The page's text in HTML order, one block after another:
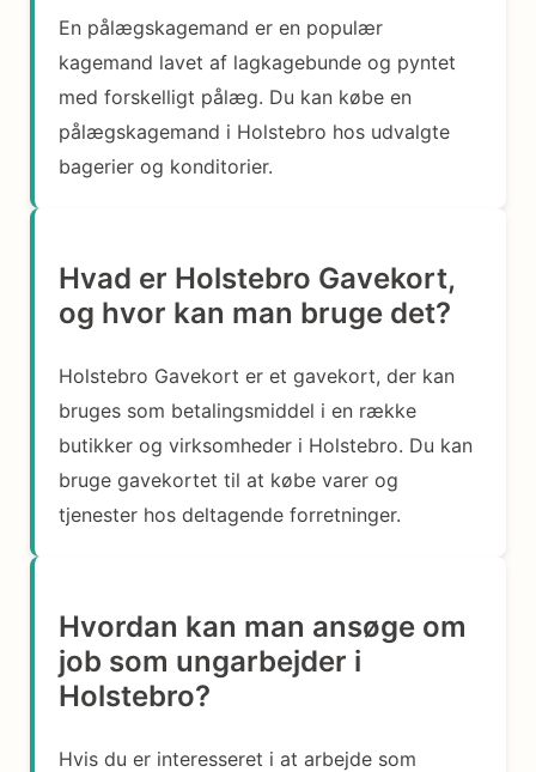
En pålægskagemand er en populær
kagemand lavet af lagkagebunde og pyntet
med forskelligt pålæg. Du kan købe en
pålægskagemand i Holstebro hos udvalgte
bagerier og konditorier.
Hvad er Holstebro Gavekort,
og hvor kan man bruge det?
Holstebro Gavekort er et gavekort, der kan
bruges som betalingsmiddel i en række
butikker og virksomheder i Holstebro. Du kan
bruge gavekortet til at købe varer og
tjenester hos deltagende forretninger.
Hvordan kan man ansøge om
job som ungarbejder i
Holstebro?
Hvis du er interesseret i at arbejde som